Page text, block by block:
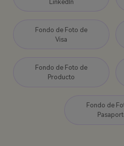
LinkedIn
Fondo de Foto de
Visa
Fondo de Foto de
Producto
Fondo de